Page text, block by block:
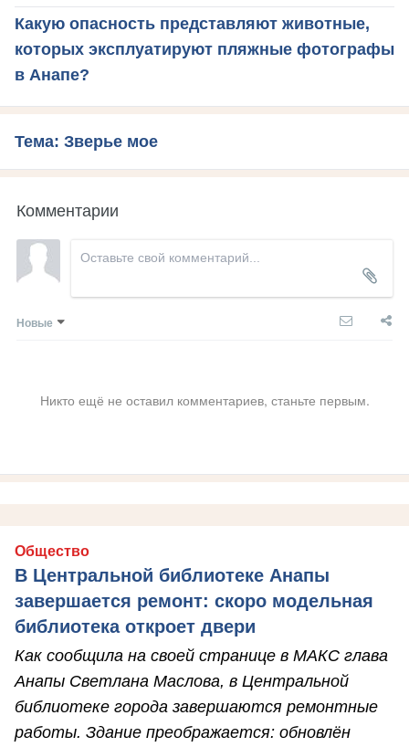
Какую опасность представляют животные,
которых эксплуатируют пляжные фотографы
в Анапе?
Тема: Зверье мое
Комментарии
Новые
Никто ещё не оставил комментариев, станьте первым.
Общество
В Центральной библиотеке Анапы
завершается ремонт: скоро модельная
библиотека откроет двери
Как сообщила на своей странице в МАКС глава
Анапы Светлана Маслова, в Центральной
библиотеке города завершаются ремонтные
работы. Здание преображается: обновлён